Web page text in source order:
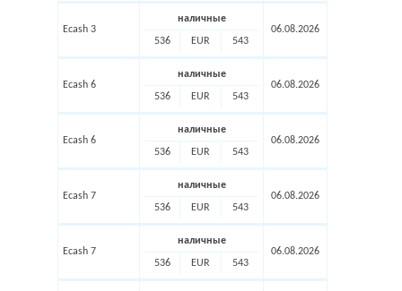
Ecash 3
наличные
536 EUR 543
06.08.2026
Ecash 6
наличные
536 EUR 543
06.08.2026
Ecash 6
наличные
536 EUR 543
06.08.2026
Ecash 7
наличные
536 EUR 543
06.08.2026
Ecash 7
наличные
536 EUR 543
06.08.2026